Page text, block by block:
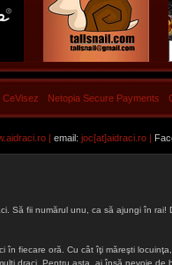
CeVisez Netopia Secure Payments
| email: joc[at]aidraci.ro |
Să fii numărul unu, ca să ajungi în
în fiecare oră. Cu cât îţi măreşti
draci. Pentru asta, ai însă nevoie